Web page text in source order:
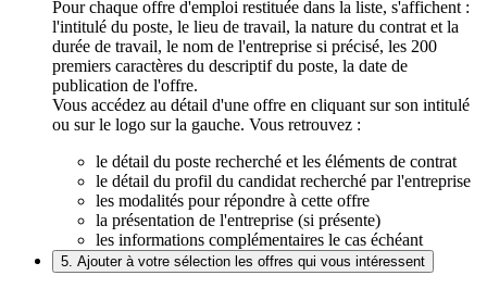
Pour chaque offre d'emploi restituée dans la liste, s'affichent :
l'intitulé du poste, le lieu de travail, la nature du contrat et la
durée de travail, le nom de l'entreprise si précisé, les 200
premiers caractères du descriptif du poste, la date de
publication de l'offre.
Vous accédez au détail d'une offre en cliquant sur son intitulé
ou sur le logo sur la gauche. Vous retrouvez :
le détail du poste recherché et les éléments de contrat
le détail du profil du candidat recherché par l'entreprise
les modalités pour répondre à cette offre
la présentation de l'entreprise (si présente)
les informations complémentaires le cas échéant
5. Ajouter à votre sélection les offres qui vous intéressent